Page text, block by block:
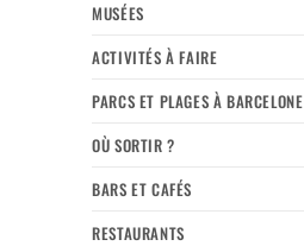
MUSÉES
ACTIVITÉS À FAIRE
PARCS ET PLAGES À BARCELONE
OÙ SORTIR ?
BARS ET CAFÉS
RESTAURANTS